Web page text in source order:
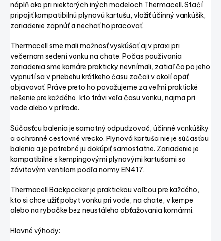
náplň ako pri niektorých iných modeloch Thermacell. Stačí
pripojiť kompatibilnú plynovú kartušu, vložiť účinný vankúšik,
zariadenie zapnúť a nechať ho pracovať.
Thermacell sme mali možnosť vyskúšať aj v praxi pri
večernom sedení vonku na chate. Počas používania
zariadenia sme komáre prakticky nevnímali, zatiaľ čo po jeho
vypnutí sa v priebehu krátkeho času začali v okolí opäť
objavovať. Práve preto ho považujeme za veľmi praktické
riešenie pre každého, kto trávi veľa času vonku, najmä pri
vode alebo v prírode.
Súčasťou balenia je samotný odpudzovač, účinné vankúšiky
a ochranné cestovné vrecko. Plynová kartuša nie je súčasťou
balenia a je potrebné ju dokúpiť samostatne. Zariadenie je
kompatibilné s kempingovými plynovými kartušami so
závitovým ventilom podľa normy EN417.
Thermacell Backpacker je praktickou voľbou pre každého,
kto si chce užiť pobyt vonku pri vode, na chate, v kempe
alebo na rybačke bez neustáleho obťažovania komármi.
Hlavné výhody: